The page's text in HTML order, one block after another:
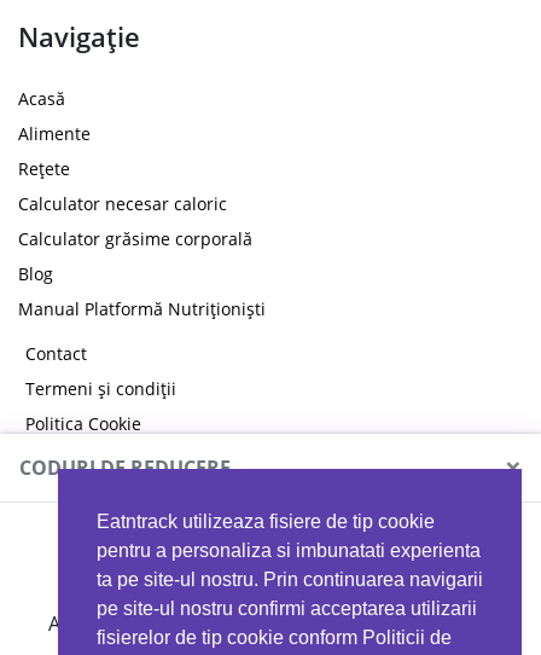
Eatntrack utilizeaza fisiere de tip cookie
pentru a personaliza si imbunatati experienta
ta pe site-ul nostru. Prin continuarea navigarii
pe site-ul nostru confirmi acceptarea utilizarii
fisierelor de tip cookie conform Politicii de
Navigație
Acasă
Alimente
Rețete
Calculator necesar caloric
Calculator grăsime corporală
Blog
Manual Platformă Nutriționiști
Contact
Termeni și condiții
Politica Cookie
Politica de confidențialitate
CODURI DE REDUCERE ×
MYPROTEIN
Ai 40%reducere la orice comandă folosind codul